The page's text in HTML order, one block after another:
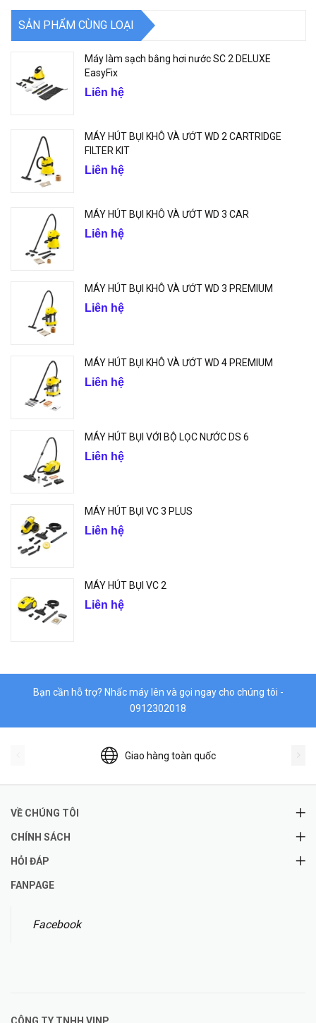
SẢN PHẨM CÙNG LOẠI
Máy làm sạch bằng hơi nước SC 2 DELUXE
EasyFix
Liên hệ
MÁY HÚT BỤI KHÔ VÀ ƯỚT WD 2 CARTRIDGE
FILTER KIT
Liên hệ
MÁY HÚT BỤI KHÔ VÀ ƯỚT WD 3 CAR
Liên hệ
MÁY HÚT BỤI KHÔ VÀ ƯỚT WD 3 PREMIUM
Liên hệ
MÁY HÚT BỤI KHÔ VÀ ƯỚT WD 4 PREMIUM
Liên hệ
MÁY HÚT BỤI VỚI BỘ LỌC NƯỚC DS 6
Liên hệ
MÁY HÚT BỤI VC 3 PLUS
Liên hệ
MÁY HÚT BỤI VC 2
Liên hệ
Bạn cần hỗ trợ? Nhấc máy lên và gọi ngay cho chúng tôi -
0912302018
Giao hàng toàn quốc
VỀ CHÚNG TÔI
CHÍNH SÁCH
HỎI ĐÁP
FANPAGE
Facebook